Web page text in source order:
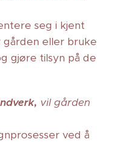
seg i kjent
eller bruke
gjøre tilsyn på de
, vil gården
ved å